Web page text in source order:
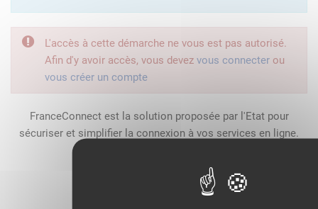
L'accès à cette démarche ne vous est pas autorisé.
Afin d'y avoir accès, vous devez vous connecter ou
vous créer un compte
FranceConnect est la solution proposée par l'Etat pour
sécuriser et simplifier la connexion à vos services en ligne.